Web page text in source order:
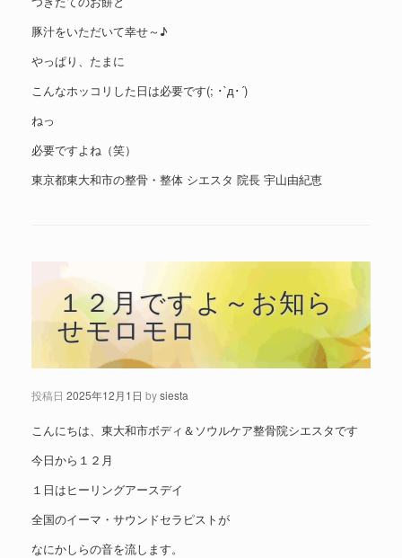
豚汁をいただいて幸せ～♪
やっぱり、たまに
こんなホッコリした日は必要です(; ･`д･´)
ねっ
必要ですよね（笑）
東京都東大和市の整骨・整体 シエスタ 院長 宇山由紀恵
１２月ですよ～お知ら
せモロモロ
投稿日 2025年12月1日 bysiesta
こんにちは、東大和市ボディ＆ソウルケア整骨院シエスタです
今日から１２月
１日はヒーリングアースデイ
全国のイーマ・サウンドセラピストが
なにかしらの音を流します。